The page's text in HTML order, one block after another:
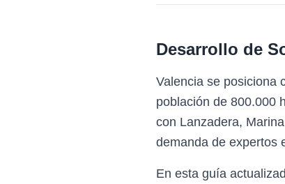
Desarrollo de
Valencia se posiciona
población de 800.000
con Lanzadera,
demanda de expertos
En esta guía